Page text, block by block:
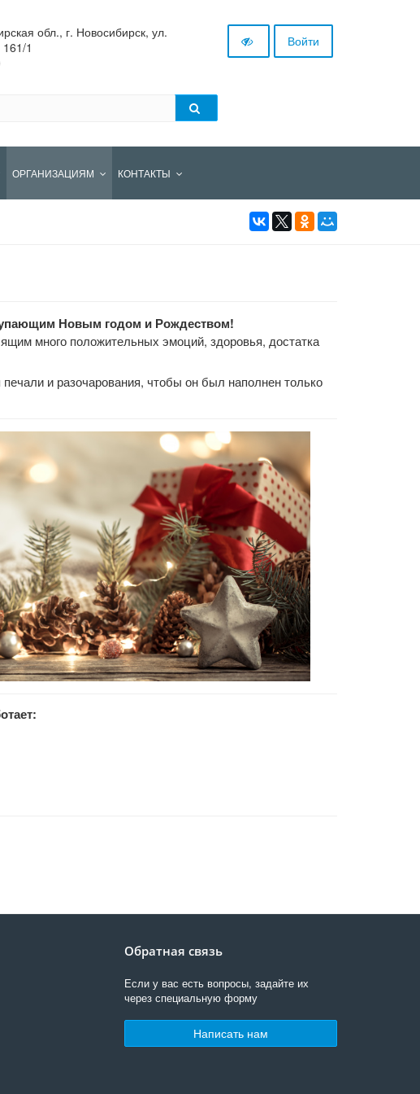
обл., г. Новосибирск, ул.
1
Войти
ОРГАНИЗАЦИЯМ КОНТАКТЫ
Новым годом и Рождеством!
много положительных эмоций, здоровья, достатка
и разочарования, чтобы он был наполнен только
Обратная связь
Если у вас есть вопросы, задайте их
через специальную форму
Написать нам